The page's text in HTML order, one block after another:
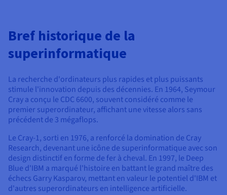
Bref historique de la
superinformatique
La recherche d'ordinateurs plus rapides et plus puissants
stimule l'innovation depuis des décennies. En 1964, Seymour
Cray a conçu le CDC 6600, souvent considéré comme le
premier superordinateur, affichant une vitesse alors sans
précédent de 3 mégaflops.
Le Cray-1, sorti en 1976, a renforcé la domination de Cray
Research, devenant une icône de superinformatique avec son
design distinctif en forme de fer à cheval. En 1997, le Deep
Blue d'IBM a marqué l'histoire en battant le grand maître des
échecs Garry Kasparov, mettant en valeur le potentiel d'IBM et
d'autres superordinateurs en intelligence artificielle.